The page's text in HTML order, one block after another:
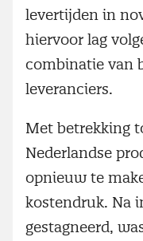
levertijden in
hiervoor lag
combinatie van
leveranciers.
Met betrekking
Nederlandse
opnieuw te
kostendruk. Na
gestagneerd,